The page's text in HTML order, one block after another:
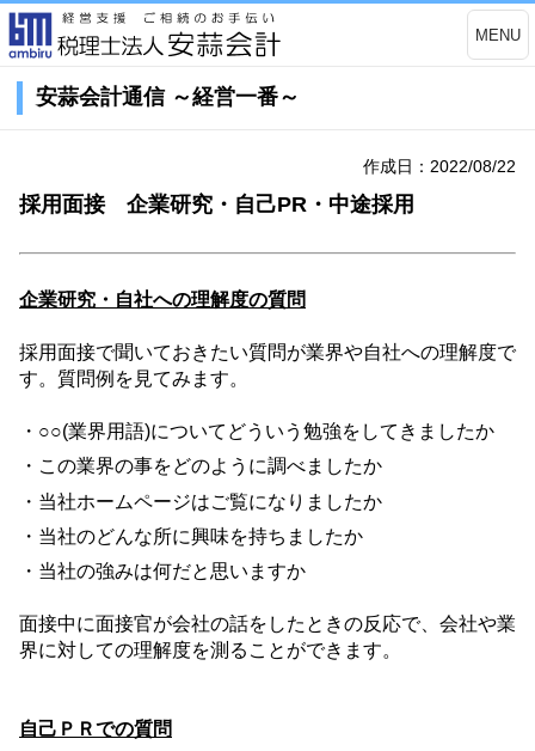
MENU
安蒜会計通信 ～経営一番～
作成日：2022/08/22
採用面接 企業研究・自己PR・中途採用
企業研究・自社への理解度の質問
採用面接で聞いておきたい質問が業界や自社への理解度で
す。質問例を見てみます。
・○○(業界用語)についてどういう勉強をしてきましたか
・この業界の事をどのように調べましたか
・当社ホームページはご覧になりましたか
・当社のどんな所に興味を持ちましたか
・当社の強みは何だと思いますか
面接中に面接官が会社の話をしたときの反応で、会社や業
界に対しての理解度を測ることができます。
自己ＰＲでの質問